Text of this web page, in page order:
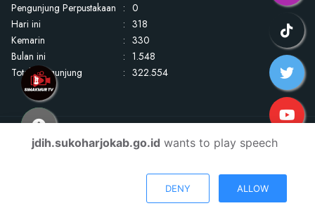
Pengunjung Perpustakaan : 0
Hari ini
: 318
Kemarin
: 330
Bulan ini
: 1.548
Total Pengunjung
: 322.554
jdih.sukoharjokab.go.id wants to play speech
DENY ALLOW